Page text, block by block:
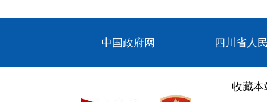
中国政府网 四川省人
收藏本